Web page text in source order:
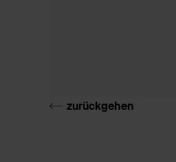
zurückgehen